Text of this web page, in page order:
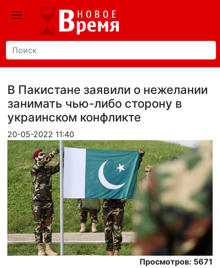
В Пакистане заявили о нежелании
занимать чью-либо сторону в
украинском конфликте
20-05-2022 11:40
Просмотров: 5671